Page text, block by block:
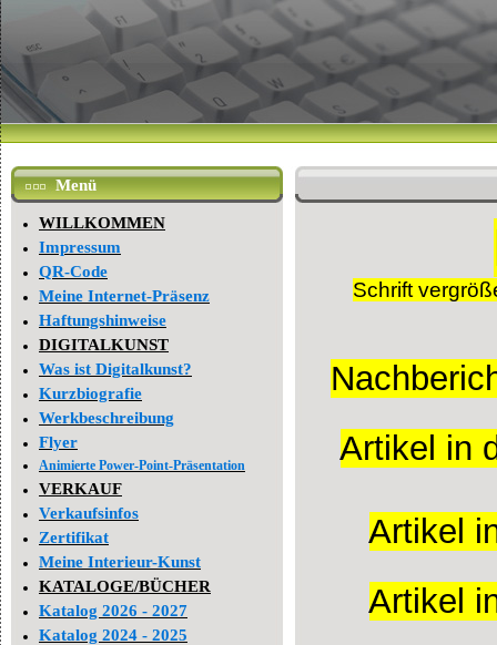
Menü
WILLKOMMEN
Impressum
QR-Code
Meine Internet-Präsenz
Haftungshinweise
DIGITALKUNST
Was ist Digitalkunst?
Kurzbiografie
Werkbeschreibung
Flyer
Animierte Power-Point-Präsentation
VERKAUF
Verkaufsinfos
Zertifikat
Meine Interieur-Kunst
KATALOGE/BÜCHER
Katalog 2026 - 2027
Katalog 2024 - 2025
Schrift
Artikel in
Artikel
Artikel